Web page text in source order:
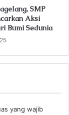
SMP
Aksi
Bumi Sedunia
yang wajib